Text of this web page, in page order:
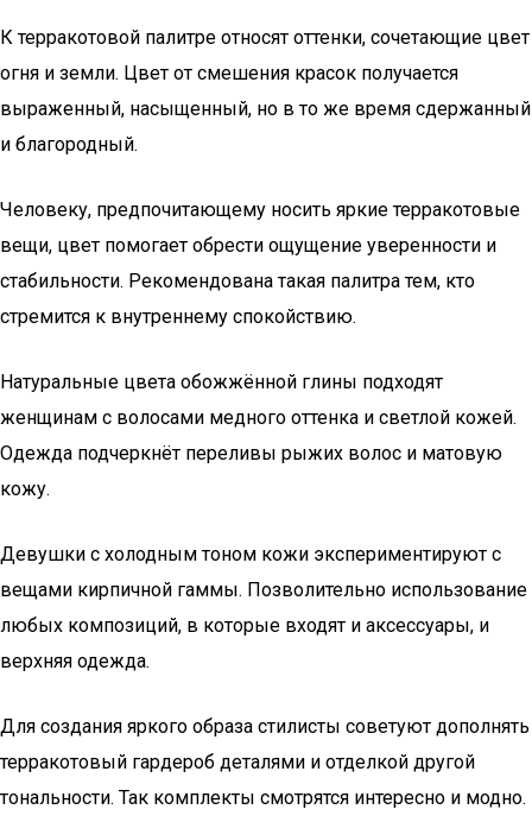
К терракотовой палитре относят оттенки, сочетающие цвет
огня и земли. Цвет от смешения красок получается
выраженный, насыщенный, но в то же время сдержанный
и благородный.
Человеку, предпочитающему носить яркие терракотовые
вещи, цвет помогает обрести ощущение уверенности и
стабильности. Рекомендована такая палитра тем, кто
стремится к внутреннему спокойствию.
Натуральные цвета обожжённой глины подходят
женщинам с волосами медного оттенка и светлой кожей.
Одежда подчеркнёт переливы рыжих волос и матовую
кожу.
Девушки с холодным тоном кожи экспериментируют с
вещами кирпичной гаммы. Позволительно использование
любых композиций, в которые входят и аксессуары, и
верхняя одежда.
Для создания яркого образа стилисты советуют дополнять
терракотовый гардероб деталями и отделкой другой
тональности. Так комплекты смотрятся интересно и модно.